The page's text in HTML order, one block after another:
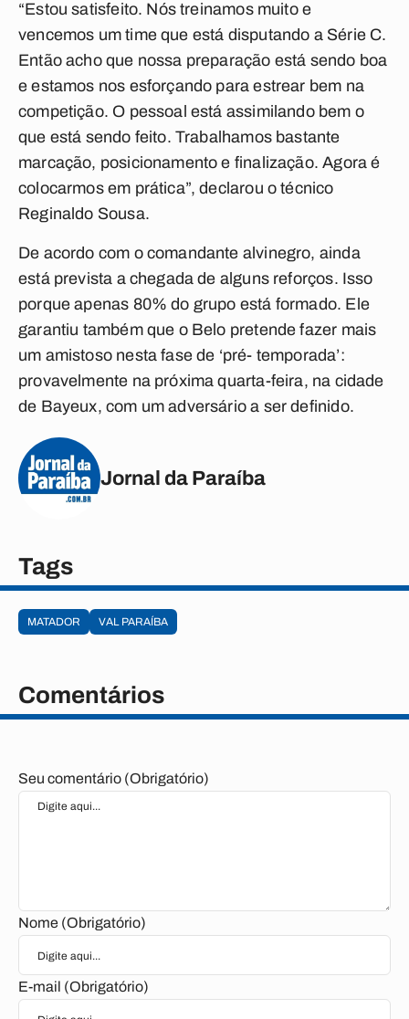
“Estou satisfeito. Nós treinamos muito e
vencemos um time que está disputando a Série C.
Então acho que nossa preparação está sendo boa
e estamos nos esforçando para estrear bem na
competição. O pessoal está assimilando bem o
que está sendo feito. Trabalhamos bastante
marcação, posicionamento e finalização. Agora é
colocarmos em prática”, declarou o técnico
Reginaldo Sousa.
De acordo com o comandante alvinegro, ainda
está prevista a chegada de alguns reforços. Isso
porque apenas 80% do grupo está formado. Ele
garantiu também que o Belo pretende fazer mais
um amistoso nesta fase de ‘pré- temporada’:
provavelmente na próxima quarta-feira, na cidade
de Bayeux, com um adversário a ser definido.
Jornal da Paraíba
Tags
MATADOR VAL PARAÍBA
Comentários
Seu comentário (Obrigatório)
Nome (Obrigatório)
E-mail (Obrigatório)